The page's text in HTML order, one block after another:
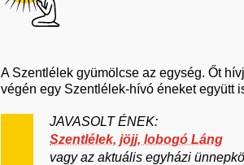
A Szentlélek gyümölcse az egység. Őt
végén egy Szentlélek-hívó éneket együtt
JAVASOLT ÉNEK:
Szentlélek, jöjj, lobogó Láng
vagy az aktuális egyházi